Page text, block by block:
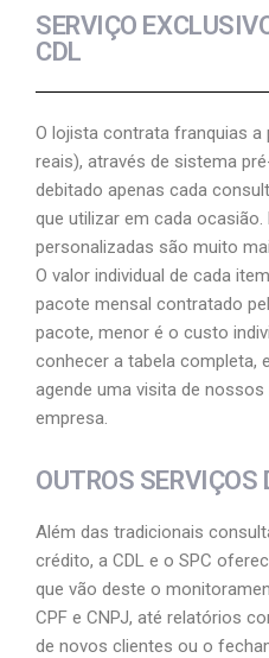
SERVIÇO
CDL
O lojista contrata franquias a
reais), através de sistema
debitado apenas cada
que utilizar em cada
personalizadas são muito
O valor individual de cada
pacote mensal contratado
pacote, menor é o custo
conhecer a tabela completa,
agende uma visita de
empresa.
OUTROS SERVIÇOS
Além das tradicionais
crédito, a CDL e o SPC
que vão deste o
CPF e CNPJ, até relatórios
de novos clientes ou o